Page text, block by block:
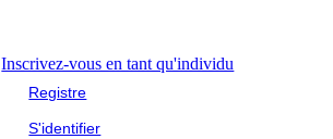
Inscrivez-vous en tant qu'individu
Registre
S'identifier